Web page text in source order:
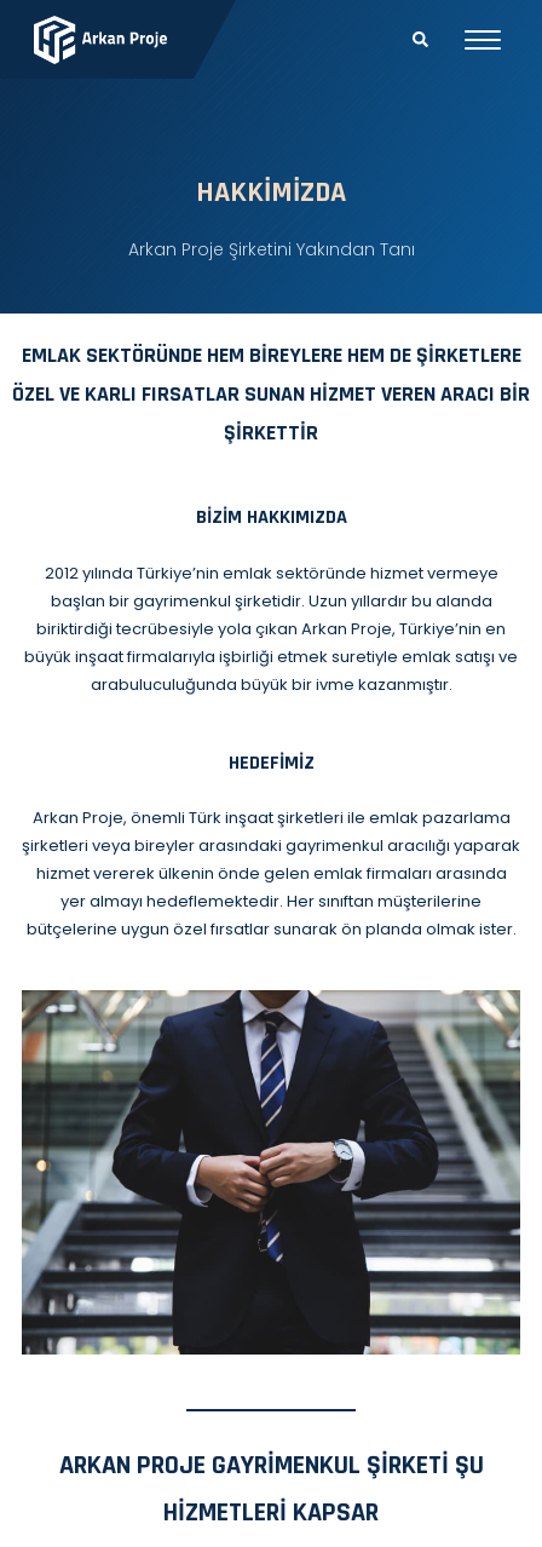
HAKKIMIZDA
Arkan Proje Şirketini Yakından Tanı
EMLAK SEKTÖRÜNDE HEM BİREYLERE HEM DE ŞİRKETLERE
ÖZEL VE KARLI FIRSATLAR SUNAN HİZMET VEREN ARACI BİR
ŞİRKETTİR
BIZIM HAKKIMIZDA
2012 yılında Türkiye’nin emlak sektöründe hizmet vermeye
başlan bir gayrimenkul şirketidir. Uzun yıllardır bu alanda
biriktirdiği tecrübesiyle yola çıkan Arkan Proje, Türkiye’nin en
büyük inşaat firmalarıyla işbirliği etmek suretiyle emlak satışı ve
arabuluculuğunda büyük bir ivme kazanmıştır.
HEDEFIMIZ
Arkan Proje, önemli Türk inşaat şirketleri ile emlak pazarlama
şirketleri veya bireyler arasındaki gayrimenkul aracılığı yaparak
hizmet vererek ülkenin önde gelen emlak firmaları arasında
yer almayı hedeflemektedir. Her sınıftan müşterilerine
bütçelerine uygun özel fırsatlar sunarak ön planda olmak ister.
ARKAN PROJE GAYRIMENKUL ŞIRKETI ŞU
HIZMETLERI KAPSAR